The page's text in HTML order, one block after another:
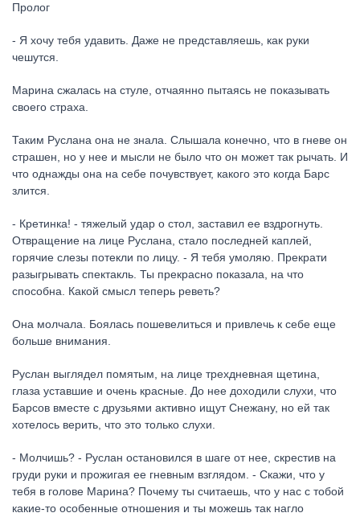
Пролог
- Я хочу тебя удавить. Даже не представляешь, как руки
чешутся.
Марина сжалась на стуле, отчаянно пытаясь не показывать
своего страха.
Таким Руслана она не знала. Слышала конечно, что в гневе он
страшен, но у нее и мысли не было что он может так рычать. И
что однажды она на себе почувствует, какого это когда Барс
злится.
- Кретинка! - тяжелый удар о стол, заставил ее вздрогнуть.
Отвращение на лице Руслана, стало последней каплей,
горячие слезы потекли по лицу. - Я тебя умоляю. Прекрати
разыгрывать спектакль. Ты прекрасно показала, на что
способна. Какой смысл теперь реветь?
Она молчала. Боялась пошевелиться и привлечь к себе еще
больше внимания.
Руслан выглядел помятым, на лице трехдневная щетина,
глаза уставшие и очень красные. До нее доходили слухи, что
Барсов вместе с друзьями активно ищут Снежану, но ей так
хотелось верить, что это только слухи.
- Молчишь? - Руслан остановился в шаге от нее, скрестив на
груди руки и прожигая ее гневным взглядом. - Скажи, что у
тебя в голове Марина? Почему ты считаешь, что у нас с тобой
какие-то особенные отношения и ты можешь так нагло